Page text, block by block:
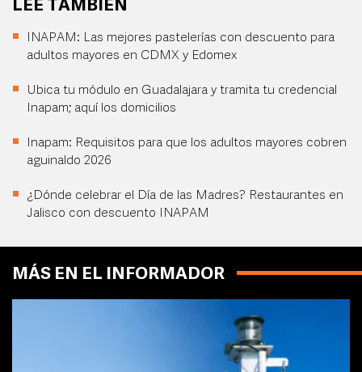
LEE TAMBIÉN
INAPAM: Las mejores pastelerías con descuento para
adultos mayores en CDMX y Edomex
Ubica tu módulo en Guadalajara y tramita tu credencial
Inapam; aquí los domicilios
Inapam: Requisitos para que los adultos mayores cobren
aguinaldo 2026
¿Dónde celebrar el Día de las Madres? Restaurantes en
Jalisco con descuento INAPAM
MÁS EN EL INFORMADOR